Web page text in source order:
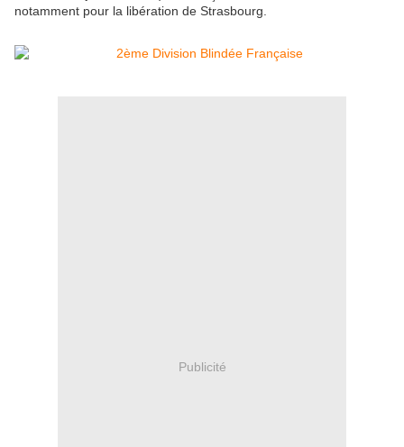
notamment pour la libération de Strasbourg.
Publicité